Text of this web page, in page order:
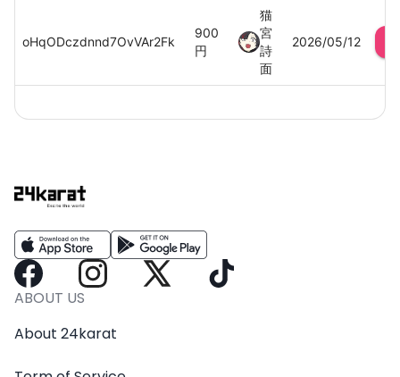
oHqODczdnnd7OvVAr2Fk
900
円
猫
宮
詩
面
2026/05/12
ABOUT US
About 24karat